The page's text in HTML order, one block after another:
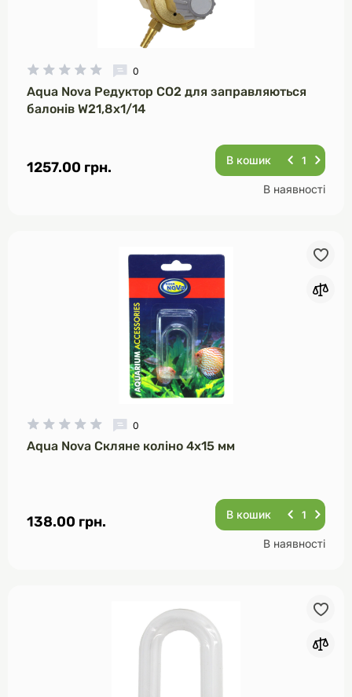
0
Aqua Nova Редуктор CO2 для заправляються
балонів W21,8х1/14
1257.00 грн. В кошик
В наявності
0
Aqua Nova Скляне коліно 4х15 мм
138.00 грн. В кошик
В наявності